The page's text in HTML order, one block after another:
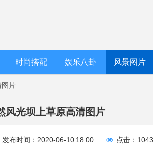
时尚搭配 娱乐八卦 风景图片
图片
风光坝上草原高清图片
发布时间：2020-06-10 18:00 点击：1043